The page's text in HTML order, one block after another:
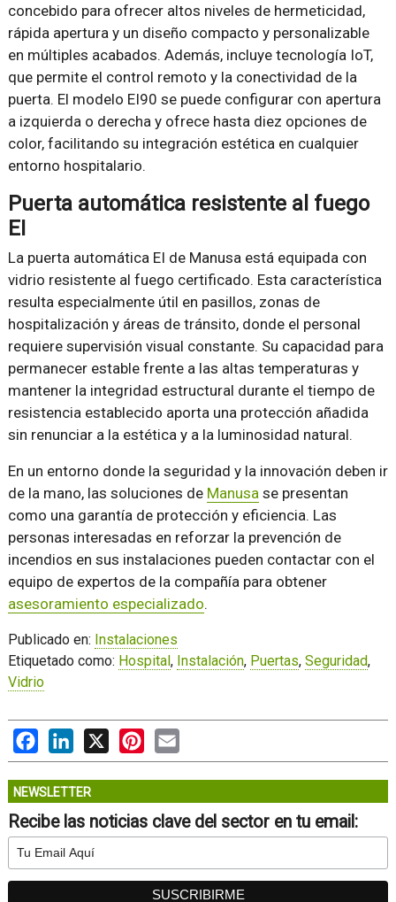
concebido para ofrecer altos niveles de hermeticidad,
rápida apertura y un diseño compacto y personalizable
en múltiples acabados. Además, incluye tecnología IoT,
que permite el control remoto y la conectividad de la
puerta. El modelo EI90 se puede configurar con apertura
a izquierda o derecha y ofrece hasta diez opciones de
color, facilitando su integración estética en cualquier
entorno hospitalario.
Puerta automática resistente al fuego
EI
La puerta automática EI de Manusa está equipada con
vidrio resistente al fuego certificado. Esta característica
resulta especialmente útil en pasillos, zonas de
hospitalización y áreas de tránsito, donde el personal
requiere supervisión visual constante. Su capacidad para
permanecer estable frente a las altas temperaturas y
mantener la integridad estructural durante el tiempo de
resistencia establecido aporta una protección añadida
sin renunciar a la estética y a la luminosidad natural.
En un entorno donde la seguridad y la innovación deben ir
de la mano, las soluciones de Manusa se presentan
como una garantía de protección y eficiencia. Las
personas interesadas en reforzar la prevención de
incendios en sus instalaciones pueden contactar con el
equipo de expertos de la compañía para obtener
asesoramiento especializado.
Publicado en: Instalaciones
Etiquetado como: Hospital, Instalación, Puertas, Seguridad,
Vidrio
FacebookLinkedIn
X PinterestEmail
NEWSLETTER
Recibe las noticias clave del sector en tu email: